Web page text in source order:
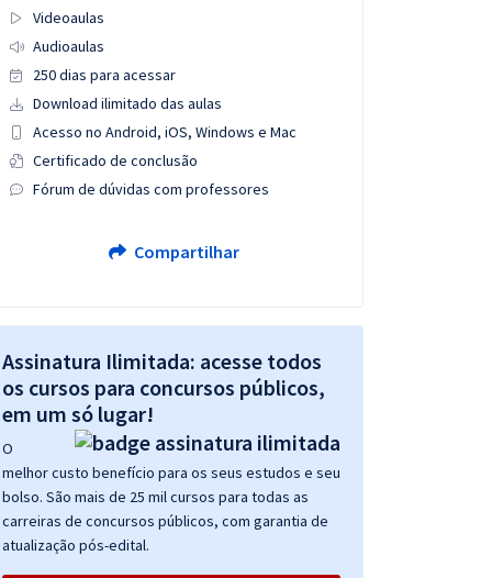
Videoaulas
Audioaulas
250 dias para acessar
Download ilimitado das aulas
Acesso no Android, iOS, Windows e Mac
Certificado de conclusão
Fórum de dúvidas com professores
Compartilhar
Assinatura Ilimitada: acesse todos
os cursos para concursos públicos,
em um só lugar!
O
melhor custo benefício para os seus estudos e seu
bolso. São mais de 25 mil cursos para todas as
carreiras de concursos públicos, com garantia de
atualização pós-edital.